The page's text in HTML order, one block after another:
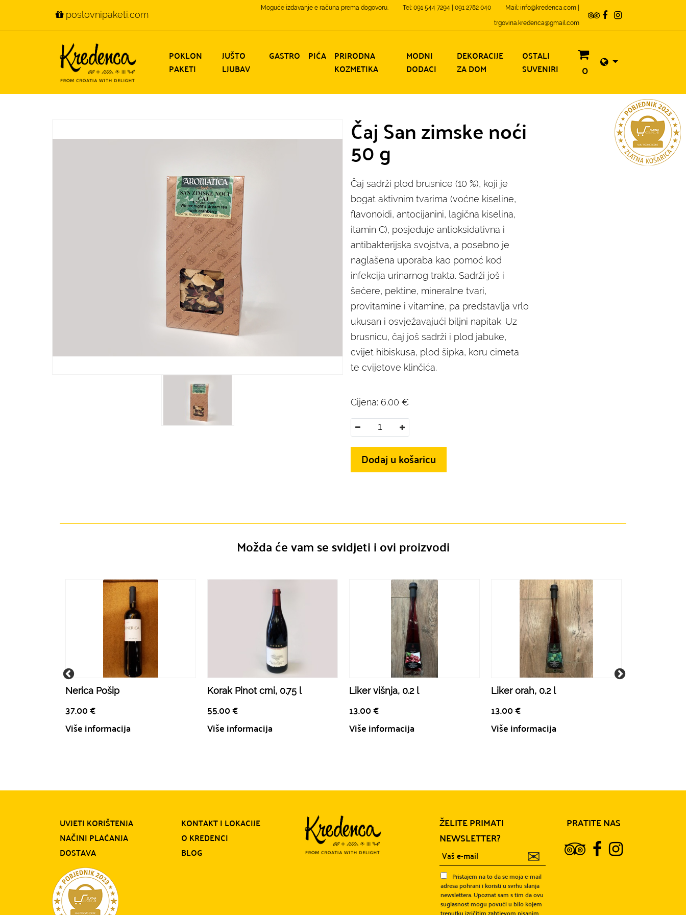
poslovnipaketi.com
Moguće izdavanje e računa prema dogovoru. Tel: 091 544 7294 | 091 2782 040 Mail: info@kredenca.com |
trgovina.kredenca@gmail.com
POKLON
PAKETI
JUŠTO
LJUBAV
GASTRO PIĆA PRIRODNA
KOZMETIKA
MODNI
DODACI
DEKORACIJE
ZA DOM
OSTALI
SUVENIRI
0
Čaj San zimske noći
50 g
Čaj sadrži plod brusnice (10 %), koji je
bogat aktivnim tvarima (voćne kiseline,
flavonoidi, antocijanini, lagična kiselina,
itamin C), posjeduje antioksidativna i
antibakterijska svojstva, a posebno je
naglašena uporaba kao pomoć kod
infekcija urinarnog trakta. Sadrži još i
šećere, pektine, mineralne tvari,
provitamine i vitamine, pa predstavlja vrlo
ukusan i osvježavajući biljni napitak. Uz
brusnicu, čaj još sadrži i plod jabuke,
cvijet hibiskusa, plod šipka, koru cimeta
te cvijetove klinčića.
Cijena: 6.00 €
Dodaj u košaricu
Možda će vam se svidjeti i ovi proizvodi
Nerica Pošip
37.00€
Više informacija
Korak Pinot crni, 0.75 l
55.00€
Više informacija
Liker višnja, 0.2 l
13.00€
Više informacija
Liker orah, 0.2 l
13.00€
Više informacija
UVJETI KORIŠTENJA
NAČINI PLAĆANJA
DOSTAVA
KONTAKT I LOKACIJE
O KREDENCI
BLOG
ŽELITE PRIMATI
NEWSLETTER?
✉
Pristajem na to da se moja e-mail
adresa pohrani i koristi u svrhu slanja
newslettera. Upoznat sam s tim da ovu
suglasnost mogu povući u bilo kojem
PRATITE NAS